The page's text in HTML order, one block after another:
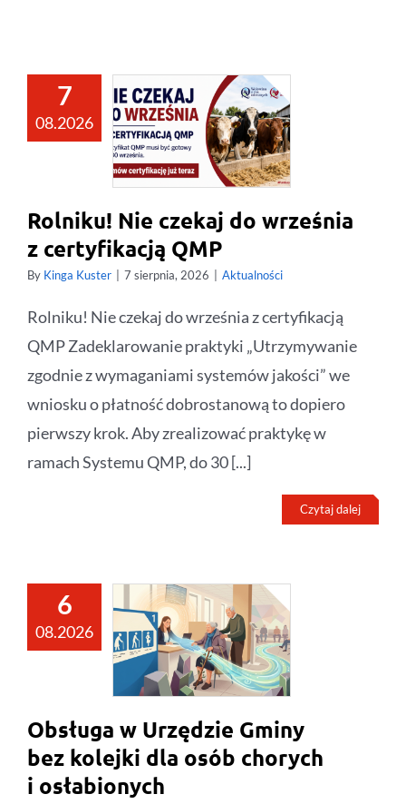
7
08.2026
Rolniku! Nie czekaj do września
z certyfikacją QMP
By Kinga Kuster 7 sierpnia, 2026 Aktualności
Rolniku! Nie czekaj do września z certyfikacją
QMP Zadeklarowanie praktyki „Utrzymywanie
zgodnie z wymaganiami systemów jakości” we
wniosku o płatność dobrostanową to dopiero
pierwszy krok. Aby zrealizować praktykę w
ramach Systemu QMP, do 30 [...]
Czytaj dalej
6
08.2026
Obsługa w Urzędzie Gminy
bez kolejki dla osób chorych
i osłabionych